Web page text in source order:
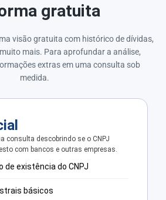
gratuita
visão gratuita com histórico de dívidas,
mais. Para aprofundar a análise,
extras em uma consulta sob
medida.
consulta descobrindo se o CNPJ
com bancos e outras empresas.
de existência do CNPJ
básicos